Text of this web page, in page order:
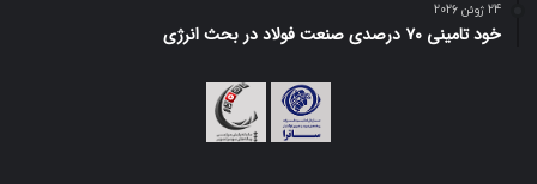
24 ژوئن 2026
خود تامینی ۷۰ درصدی صنعت فولاد در بحث انرژی